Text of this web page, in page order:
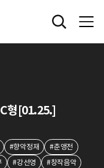
형[01.25.]
#향악정재
#춘앵전
#강선영
#창작음악